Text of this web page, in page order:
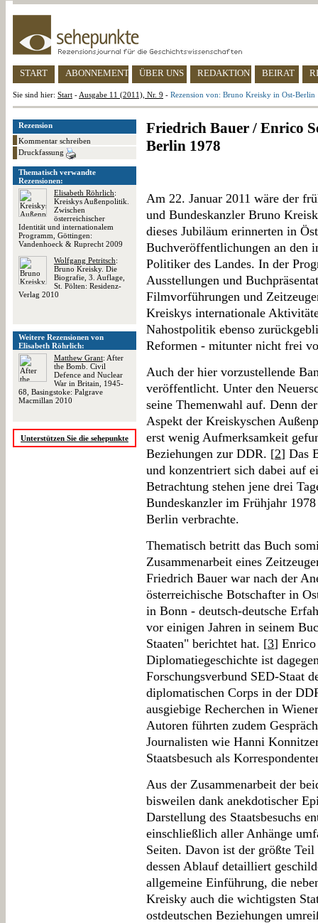
START ABONNEMENT ÜBER UNS REDAKTION BEIRAT
Sie sind hier: Start - Ausgabe 11 (2011), Nr. 9 - Rezension von: Bruno Kreisky in Ost-Berlin
Rezension
Kommentar schreiben
Druckfassung
Thematisch verwandte
Rezensionen:
Elisabeth Röhrlich:
Kreiskys Außenpolitik.
Zwischen
österreichischer
Identität und internationalem
Programm, Göttingen:
Vandenhoeck & Ruprecht 2009
Wolfgang Petritsch:
Bruno Kreisky. Die
Biografie, 3. Auflage,
St. Pölten: Residenz-
Verlag 2010
Weitere Rezensionen von
Elisabeth Röhrlich:
Matthew Grant: After
the Bomb. Civil
Defence and Nuclear
War in Britain, 1945-
68, Basingstoke: Palgrave
Macmillan 2010
Unterstützen Sie die sehepunkte
Friedrich Bauer / Enrico
Berlin 1978
Am 22. Januar 2011 wäre der
und Bundeskanzler Bruno
dieses Jubiläum erinnerten in
Buchveröffentlichungen an den
Politiker des Landes. In der
Ausstellungen und
Filmvorführungen und
Kreiskys internationale
Nahostpolitik ebenso
Reformen - mitunter nicht frei
Auch der hier vorzustellende
veröffentlicht. Unter den
seine Themenwahl auf. Denn
Aspekt der Kreiskyschen
erst wenig Aufmerksamkeit
Beziehungen zur DDR. [2] Das
und konzentriert sich dabei auf
Betrachtung stehen jene drei
Bundeskanzler im Frühjahr
Berlin verbrachte.
Thematisch betritt das Buch
Zusammenarbeit eines
Friedrich Bauer war nach der
österreichische Botschafter in
in Bonn - deutsch-deutsche
vor einigen Jahren in seinem
Staaten" berichtet hat. [3] Enrico
Diplomatiegeschichte ist
Forschungsverbund SED-Staat
diplomatischen Corps in der
ausgiebige Recherchen in
Autoren führten zudem
Journalisten wie Hanni
Staatsbesuch als
Aus der Zusammenarbeit der
bisweilen dank anekdotischer
Darstellung des Staatsbesuchs
einschließlich aller Anhänge
Seiten. Davon ist der größte
dessen Ablauf detailliert
allgemeine Einführung, die
Kreisky auch die wichtigsten
ostdeutschen Beziehungen